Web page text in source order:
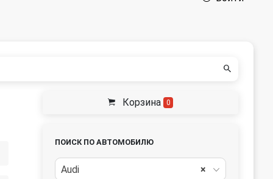
Корзина 0
ПОИСК ПО АВТОМОБИЛЮ
×
Audi